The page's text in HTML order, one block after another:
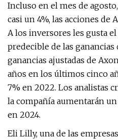
Incluso en el mes de
casi un 4%, las acciones de
A los inversores les gusta
predecible de las ganancias
ganancias ajustadas de
años en los últimos cinco
7% en 2022. Los analistas
la compañía aumentarán un
en 2024.
Eli Lilly, una de las